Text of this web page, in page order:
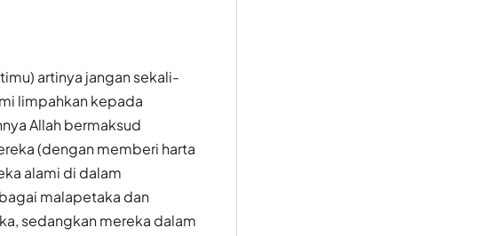
artinya jangan sekali-
limpahkan kepada
Allah bermaksud
(dengan memberi harta
alami di dalam
malapetaka dan
sedangkan mereka dalam